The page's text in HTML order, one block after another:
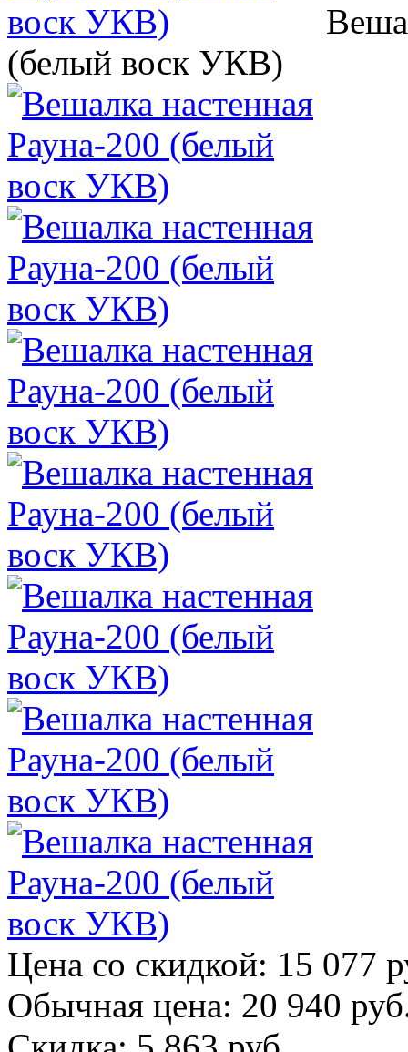
(белый воск УКВ)
Цена со скидкой: 15 077
Обычная цена: 20 940